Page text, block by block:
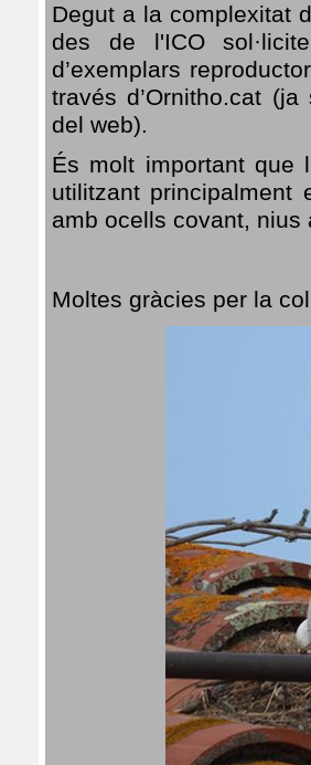
Degut a la complexitat
des de l'ICO
d’exemplars
través d’Ornitho.cat
del web).
És molt important que
utilitzant
amb ocells covant,
Moltes gràcies per la